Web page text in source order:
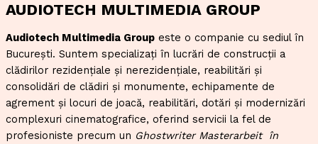
AUDIOTECH MULTIMEDIA GROUP
Audiotech Multimedia Group este o companie cu sediul în
București. Suntem specializați în lucrări de construcții a
clădirilor rezidențiale și nerezidențiale, reabilitări și
consolidări de clădiri și monumente, echipamente de
agrement și locuri de joacă, reabilitări, dotări și modernizări
complexuri cinematografice, oferind servicii la fel de
profesioniste precum un Ghostwriter Masterarbeit în